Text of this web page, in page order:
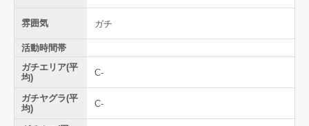
雰囲気 ガチ
活動時間帯
ガチエリア(平
均)
C-
ガチヤグラ(平
均)
C-